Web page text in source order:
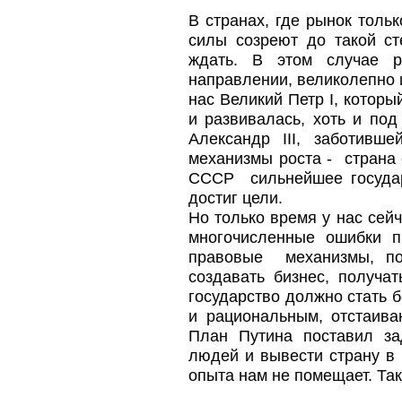
В странах, где рынок
силы созреют до такой
ждать. В этом случае
направлении,
нас Великий Петр I,
и развивалась, хоть и
Александр III,
механизмы роста - страна
СССР сильнейшее
достиг цели.
Но только время у нас
многочисленные ошибки
правовые механизмы,
создавать бизнес,
государство должно
и рациональным,
План Путина поставил
людей и вывести страну
опыта нам не помещает. Так